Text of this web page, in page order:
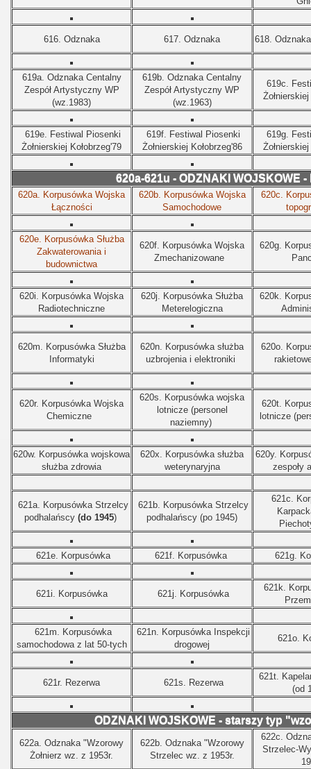
616. Odznaka 617. Odznaka 618.
619a. Odznaka Centalny
Zespół Artystyczny WP
(wz.1983)
619b. Odznaka Centalny
Zespół Artystyczny WP
(wz.1963)
619c.
619e. Festiwal Piosenki
Żołnierskiej Kołobrzeg'79
619f. Festiwal Piosenki
Żołnierskiej Kołobrzeg'86
619g.
620a-621u - ODZNAKI WOJSKOWE
620a. Korpusówka Wojska
Łączności
620b. Korpusówka Wojska
Samochodowe
620c.
620e. Korpusówka Służba
Zakwaterowania i
budownictwa
620f. Korpusówka Wojska
Zmechanizowane
620g.
620i. Korpusówka Wojska
Radiotechniczne
620j. Korpusówka Służba
Meterelogiczna
620k.
620m. Korpusówka Służba
Informatyki
620n. Korpusówka służba
uzbrojenia i elektroniki
620o.
620r. Korpusówka Wojska
Chemiczne
620s. Korpusówka wojska
lotnicze (personel
naziemny)
620t.
lotnicze
620w. Korpusówka wojskowa
służba zdrowia
620x. Korpusówka służba
weterynaryjna
620y.
zespoły
621a. Korpusówka Strzelcy
podhalańscy (do 1945)
621b. Korpusówka Strzelcy
podhalańscy (po 1945)
621c.
621e. Korpusówka 621f. Korpusówka 621g.
621i. Korpusówka 621j. Korpusówka
621k.
621m. Korpusówka
samochodowa z lat 50-tych
621n. Korpusówka Inspekcji
drogowej
621o.
621r. Rezerwa 621s. Rezerwa
621t.
(od
ODZNAKI WOJSKOWE - starszy typ
622a. Odznaka "Wzorowy
Żołnierz wz. z 1953r.
622b. Odznaka "Wzorowy
Strzelec wz. z 1953r.
622c.
Strzelec-